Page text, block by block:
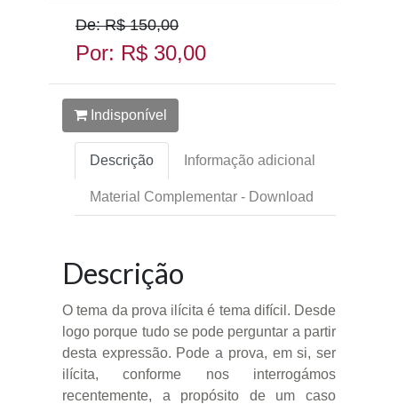
De: R$ 150,00
Por: R$ 30,00
Indisponível
Descrição Informação adicional
Material Complementar - Download
Descrição
O tema da prova ilícita é tema difícil. Desde
logo porque tudo se pode perguntar a partir
desta expressão. Pode a prova, em si, ser
ilícita, conforme nos interrogámos
recentemente, a propósito de um caso